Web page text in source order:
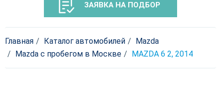
ЗАЯВКА НА ПОДБОР
Главная Каталог автомобилей
Mazda
Mazda с пробегом в Москве
MAZDA 6 2, 2014